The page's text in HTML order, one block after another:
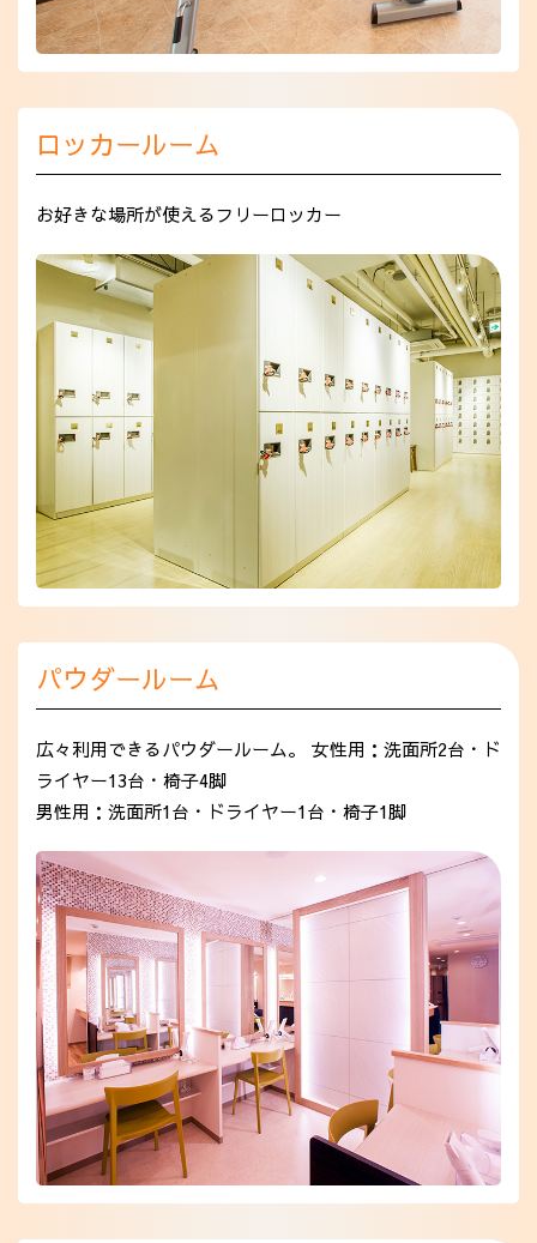
ロッカールーム
お好きな場所が使えるフリーロッカー
パウダールーム
広々利用できるパウダールーム。 女性用：洗面所2台・ド
ライヤー13台・椅子4脚
男性用：洗面所1台・ドライヤー1台・椅子1脚